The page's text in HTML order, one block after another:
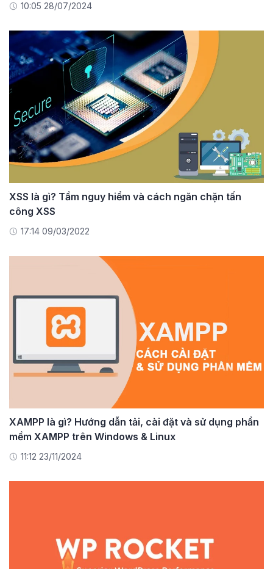
10:05 28/07/2024
XSS là gì? Tầm nguy hiểm và cách ngăn chặn tấn
công XSS
17:14 09/03/2022
XAMPP là gì? Hướng dẫn tải, cài đặt và sử dụng phần
mềm XAMPP trên Windows & Linux
11:12 23/11/2024